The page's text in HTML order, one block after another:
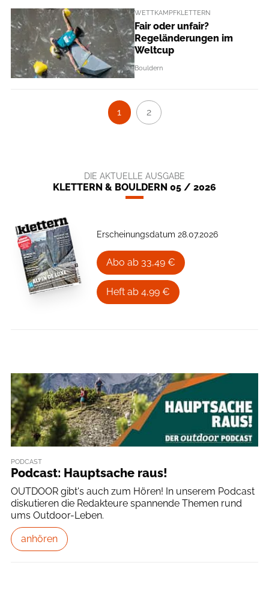
WETTKAMPFKLETTERN
Fair oder unfair?
Regeländerungen im
Weltcup
Bouldern
1 2
DIE AKTUELLE AUSGABE
KLETTERN & BOULDERN 05 / 2026
Erscheinungsdatum 28.07.2026
Abo ab 33,49 €
Heft ab 4,99 €
PODCAST
Podcast: Hauptsache raus!
OUTDOOR gibt's auch zum Hören! In unserem Podcast
diskutieren die Redakteure spannende Themen rund
ums Outdoor-Leben.
anhören